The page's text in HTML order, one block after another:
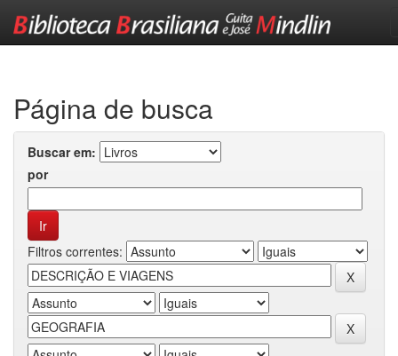
Página de busca
Buscar em:
por
Filtros correntes: